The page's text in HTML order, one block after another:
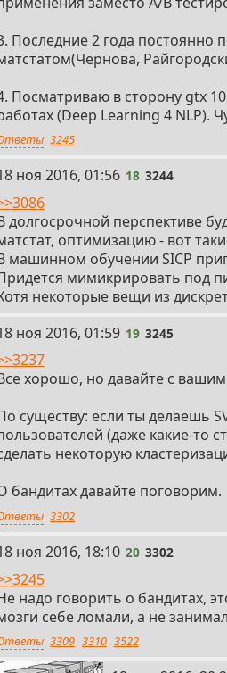
Последние 2 года постоянно
Посматриваю в сторону gtx
(Deep Learning 4 NLP).
3245
ноя 2016, 01:56 18 3244
долгосрочной перспективе
оптимизацию - вот
машинном обучении SICP
мимикрировать под
некоторые вещи из
ноя 2016, 01:59 19 3245
хорошо, но давайте с
существу: если ты делаешь
(даже какие-то
некоторую
бандитах давайте поговорим.
3302
ноя 2016, 18:10 20 3302
надо говорить о бандитах,
себе ломали, а не
3309 3310 3522